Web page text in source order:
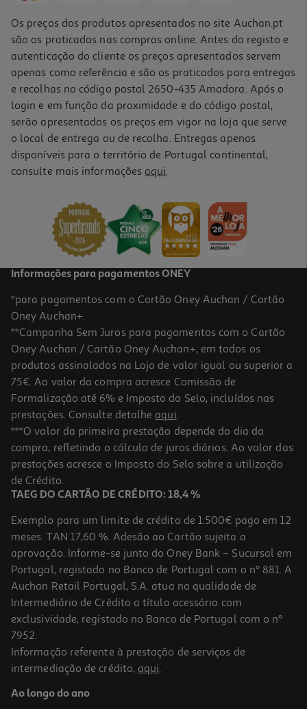
Livro O Clube Dos Cientistas 2 Um Est.caso Na Quinta/m.f.mace
PVP de editor
-10%
Livro Choose Your Own Adventure® Stranger Things - Heróis E
Monstros
13.91 €/un
15,45 € PVP de editor
13,91 €
-10%
Stranger Things - Hawkins Anuário 1985
15.71 €/un
Os preços dos produtos apresentados no site Auchan.pt
são os praticados nas compras online. Antes do registo e
autenticação do cliente os preços apresentados servem
apenas como referência e são os praticados para entregas
e recolhas no código postal 2650-435 Amadora. Após o
login e em função da proximidade e do código postal,
serão apresentados os preços em vigor na loja que serve
o local de entrega ou de recolha. Entregas apenas
disponíveis para o território de Portugal continental,
consulte mais informações aqui.
Informações para pagamentos ONEY
*para pagamentos com o Cartão Oney Auchan / Cartão
Oney Auchan+.
**Campanha Sem Juros para pagamentos com o Cartão
Oney Auchan / Cartão Oney Auchan+, em todos os
produtos assinalados na Loja de valor igual ou superior a
75€. Ao valor da compra acresce Comissão de
Formalização até 6% e Imposto do Selo, incluídos nas
prestações. Consulte detalhe aqui.
***O valor da primeira prestação depende do dia da
compra, refletindo o cálculo de juros diários. Ao valor das
prestações acresce o Imposto do Selo sobre a utilização
de Crédito.
TAEG DO CARTÃO DE CRÉDITO: 18,4 %
Exemplo para um limite de crédito de 1.500€ pago em 12
meses. TAN 17,60 %. Adesão ao Cartão sujeita a
aprovação. Informe-se junto do Oney Bank – Sucursal em
Portugal, registado no Banco de Portugal com o nº 881. A
Auchan Retail Portugal, S.A. atua na qualidade de
Intermediário de Crédito a título acessório com
exclusividade, registado no Banco de Portugal com o nº
7952.
Informação referente à prestação de serviços de
intermediação de crédito, aqui.
Ao longo do ano